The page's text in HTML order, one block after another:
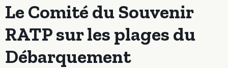
Le Comité du Souvenir
RATP sur les plages du
Débarquement